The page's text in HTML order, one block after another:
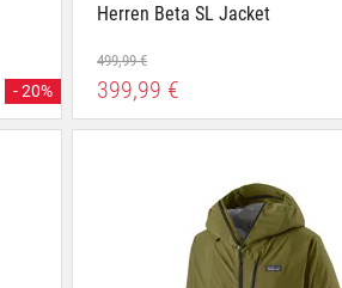
- 20%
Herren Beta SL Jacket
499,99 €
399,99 €